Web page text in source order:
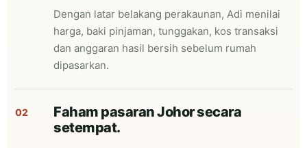
Dengan latar belakang perakaunan, Adi menilai
harga, baki pinjaman, tunggakan, kos transaksi
dan anggaran hasil bersih sebelum rumah
dipasarkan.
02
Faham pasaran Johor secara
setempat.